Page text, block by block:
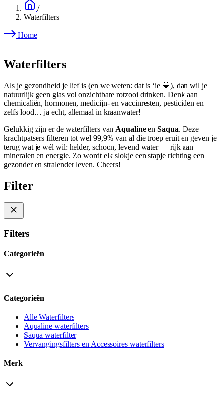
/
Waterfilters
Home
Waterfilters
Als je gezondheid je lief is (en we weten: dat is ‘ie 💛), dan wil je
natuurlijk geen glas vol onzichtbare rotzooi drinken. Denk aan
chemicaliën, hormonen, medicijn- en vaccinresten, pesticiden en
zelfs lood… ja echt, allemaal in kraanwater!
Gelukkig zijn er de waterfilters van Aqualine en Saqua. Deze
krachtpatsers filteren tot wel 99,9% van al die troep eruit en geven je
terug wat je wél wil: helder, schoon, levend water — rijk aan
mineralen en energie. Zo wordt elk slokje een stapje richting een
gezonder en stralender leven. Cheers!
Filter
Filters
Categorieën
Categorieën
Alle Waterfilters
Aqualine waterfilters
Saqua waterfilter
Vervangingsfilters en Accessoires waterfilters
Merk